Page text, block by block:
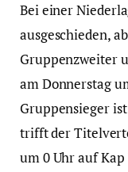
Bei einer
ausgeschieden,
Gruppenzweiter
am Donnerstag
Gruppensieger
trifft der
um 0 Uhr auf